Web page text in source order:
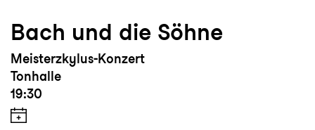
Bach und die Söhne
Meisterzkylus-Konzert
Tonhalle
19:30